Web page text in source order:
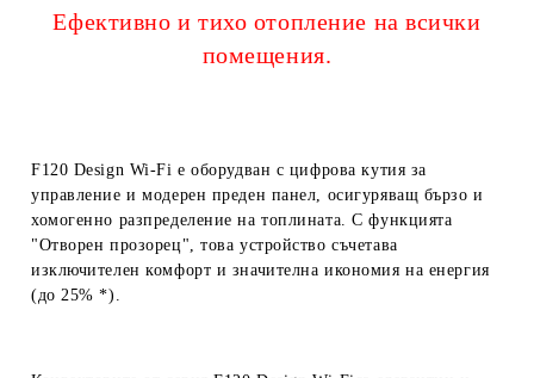
Ефективно и тихо отопление на всички
помещения.
F120 Design Wi-Fi е оборудван с цифрова кутия за
управление и модерен преден панел, осигуряващ бързо и
хомогенно разпределение на топлината. С функцията
"Отворен прозорец", това устройство съчетава
изключителен комфорт и значителна икономия на енергия
(до 25% *).